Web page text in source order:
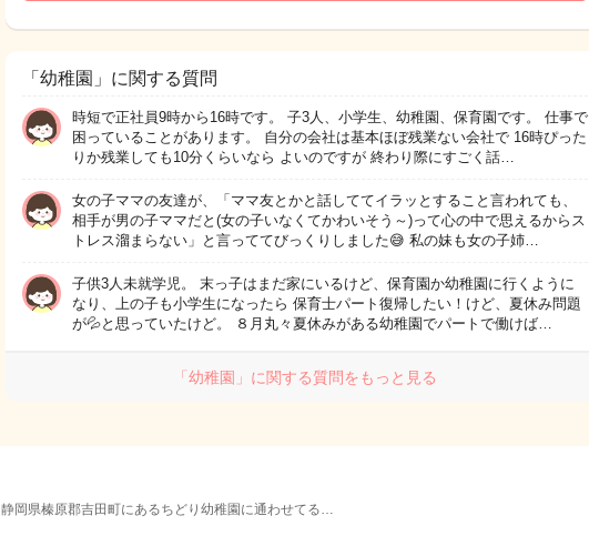
「幼稚園」に関する質問
時短で正社員9時から16時です。 子3人、小学生、幼稚園、保育園です。 仕事で
困っていることがあります。 自分の会社は基本ほぼ残業ない会社で 16時ぴった
りか残業しても10分くらいなら よいのですが 終わり際にすごく話…
女の子ママの友達が、「ママ友とかと話しててイラッとすること言われても、
相手が男の子ママだと(女の子いなくてかわいそう～)って心の中で思えるからス
トレス溜まらない」と言っててびっくりしました😅 私の妹も女の子姉…
子供3人未就学児。 末っ子はまだ家にいるけど、保育園か幼稚園に行くように
なり、上の子も小学生になったら 保育士パート復帰したい！けど、夏休み問題
が💦と思っていたけど。 ８月丸々夏休みがある幼稚園でパートで働けば…
「幼稚園」に関する質問をもっと見る
静岡県榛原郡吉田町にあるちどり幼稚園に通わせてる…